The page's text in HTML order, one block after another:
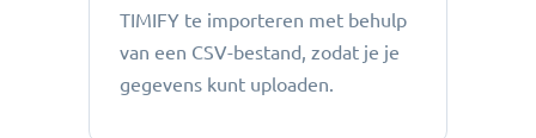
TIMIFY te importeren met behulp
van een CSV-bestand, zodat je je
gegevens kunt uploaden.